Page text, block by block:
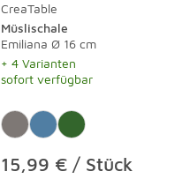
CreaTable
Müslischale
Emiliana Ø 16 cm
+ 4 Varianten
sofort verfügbar
15,99 € / Stück